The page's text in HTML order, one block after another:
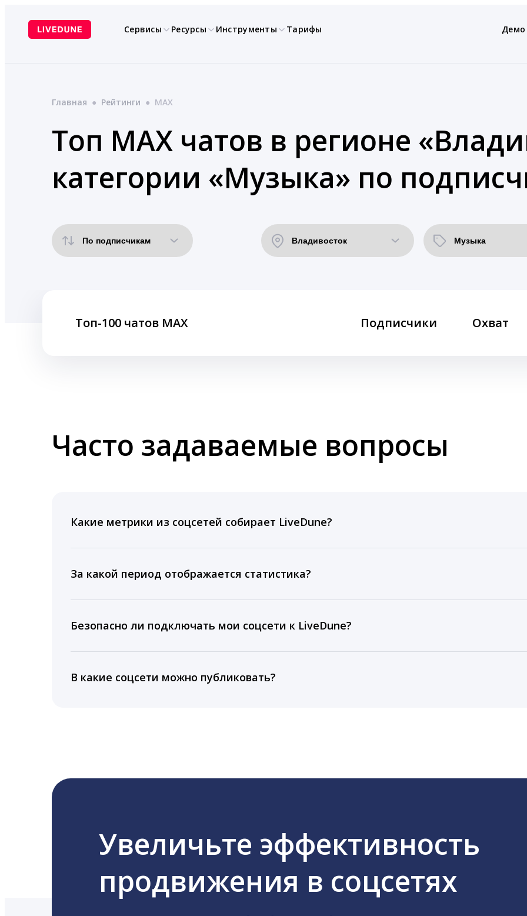
содержимому
Сервисы Ресурсы Инструменты Тарифы Демо
Главная ● Рейтинги ● MAX
Топ MAX чатов в регионе
категории «Музыка» по
Топ-100 чатов MAX Подписчики Охват
Часто задаваемые вопросы
Какие метрики из соцсетей собирает LiveDune?
время для публикации, показываем лучшие посты и присылаем автоматические отчеты с
За какой период отображается статистика?
подключении тарифа Блогер. При оплате тарифа Бизнес отображаются сведения за 3 года, а
5 лет.
Безопасно ли подключать мои соцсети к LiveDune?
информацию третьим лицам.
В какие соцсети можно публиковать?
Увеличьте эффективность
продвижения в соцсетях